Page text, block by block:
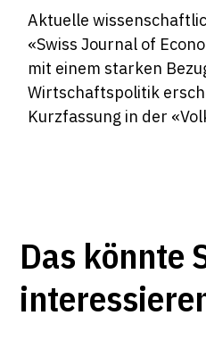
Aktuelle
«Swiss Journal of
mit einem starken
Wirtschaftspolitik
Kurzfassung in der
Das könnte